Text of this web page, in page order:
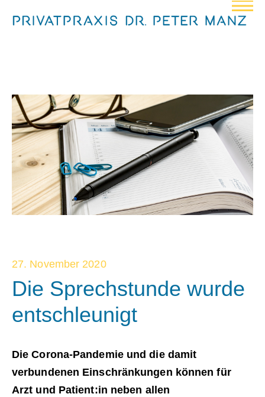
27. November 2020
Die Sprechstunde wurde
entschleunigt
Die Corona-Pandemie und die damit
verbundenen Einschränkungen können für
Arzt und Patient:in neben allen